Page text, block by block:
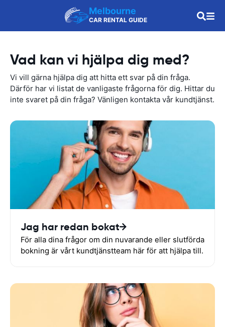
Melbourne
CAR RENTAL GUIDE
Vad kan vi hjälpa dig med?
Vi vill gärna hjälpa dig att hitta ett svar på din fråga.
Därför har vi listat de vanligaste frågorna för dig. Hittar du
inte svaret på din fråga? Vänligen kontakta vår kundtjänst.
Jag har redan bokat
För alla dina frågor om din nuvarande eller slutförda
bokning är vårt kundtjänstteam här för att hjälpa till.